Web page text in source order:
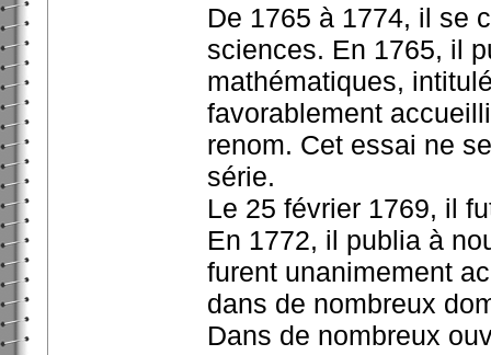
De 1765 à 1774, il se
sciences. En 1765, il
mathématiques,
favorablement
renom. Cet essai ne
série.
Le 25 février 1769, il
En 1772, il publia à
furent unanimement
dans de nombreux
Dans de nombreux